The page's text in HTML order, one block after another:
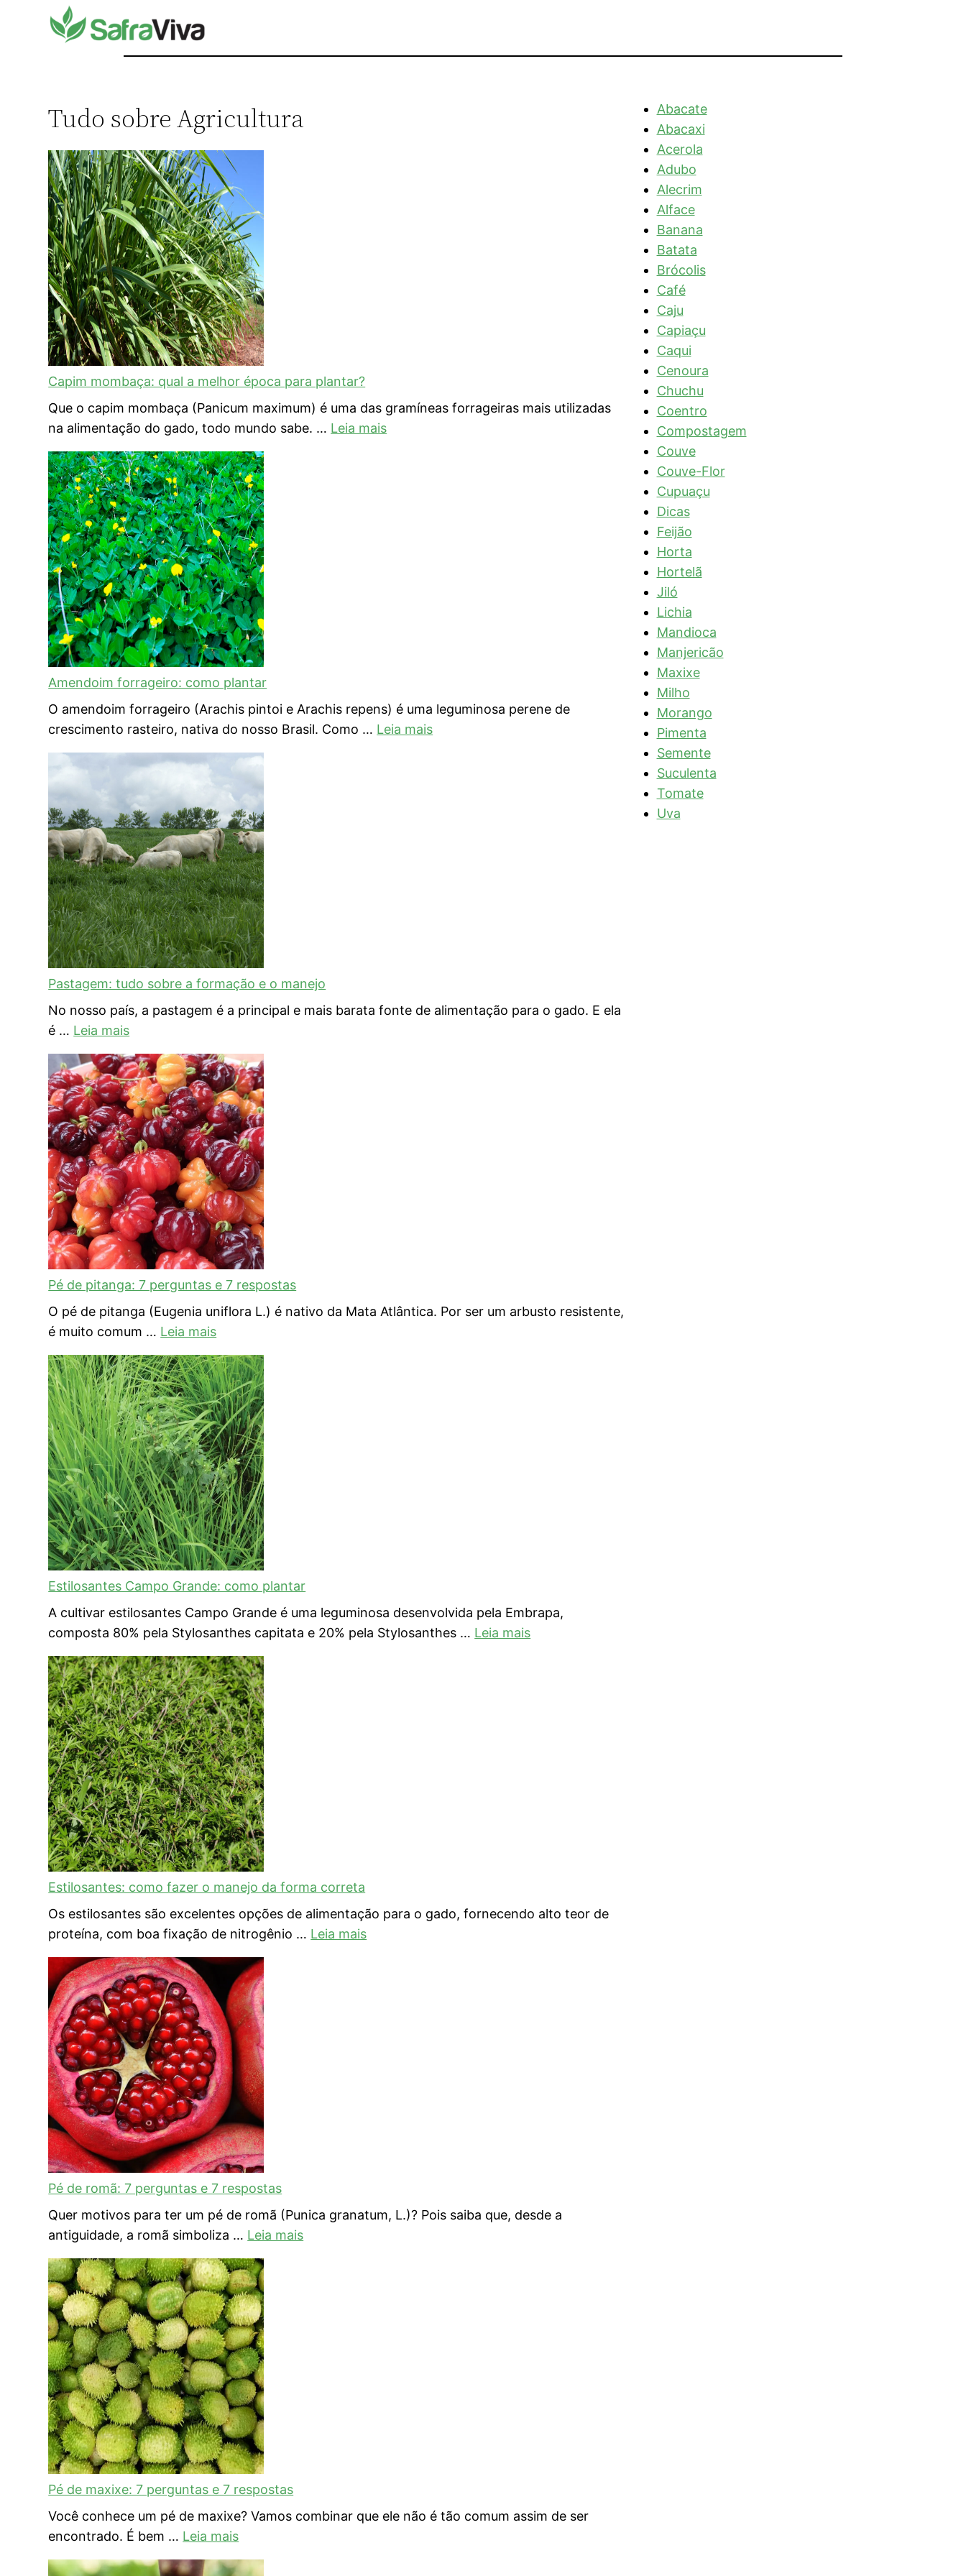
Tudo sobre Agricultura
Capim mombaça: qual a melhor época para plantar?
Que o capim mombaça (Panicum maximum) é uma das gramíneas forrageiras mais utilizadas
na alimentação do gado, todo mundo sabe. … Leia mais
Amendoim forrageiro: como plantar
O amendoim forrageiro (Arachis pintoi e Arachis repens) é uma leguminosa perene de
crescimento rasteiro, nativa do nosso Brasil. Como … Leia mais
Pastagem: tudo sobre a formação e o manejo
No nosso país, a pastagem é a principal e mais barata fonte de alimentação para o gado. E ela
é … Leia mais
Pé de pitanga: 7 perguntas e 7 respostas
O pé de pitanga (Eugenia uniflora L.) é nativo da Mata Atlântica. Por ser um arbusto resistente,
é muito comum … Leia mais
Estilosantes Campo Grande: como plantar
A cultivar estilosantes Campo Grande é uma leguminosa desenvolvida pela Embrapa,
composta 80% pela Stylosanthes capitata e 20% pela Stylosanthes … Leia mais
Estilosantes: como fazer o manejo da forma correta
Os estilosantes são excelentes opções de alimentação para o gado, fornecendo alto teor de
proteína, com boa fixação de nitrogênio … Leia mais
Pé de romã: 7 perguntas e 7 respostas
Quer motivos para ter um pé de romã (Punica granatum, L.)? Pois saiba que, desde a
antiguidade, a romã simboliza … Leia mais
Pé de maxixe: 7 perguntas e 7 respostas
Você conhece um pé de maxixe? Vamos combinar que ele não é tão comum assim de ser
encontrado. É bem … Leia mais
Abacate
Abacaxi
Acerola
Adubo
Alecrim
Alface
Banana
Batata
Brócolis
Café
Caju
Capiaçu
Caqui
Cenoura
Chuchu
Coentro
Compostagem
Couve
Couve-Flor
Cupuaçu
Dicas
Feijão
Horta
Hortelã
Jiló
Lichia
Mandioca
Manjericão
Maxixe
Milho
Morango
Pimenta
Semente
Suculenta
Tomate
Uva